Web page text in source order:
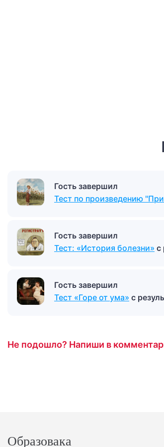
Гость завершил
Тест по произведению
Гость завершил
Тест: «История болезни» с
Гость завершил
Тест «Горе от ума» с
Не подошло? Напиши в
Образовака